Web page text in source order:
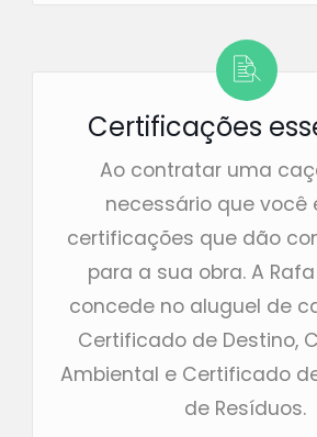
Certificações
Ao contratar uma
necessário que você
certificações que dão
para a sua obra. A
concede no aluguel de
Certificado de Destino,
Ambiental e Certificado
de Resíduos.